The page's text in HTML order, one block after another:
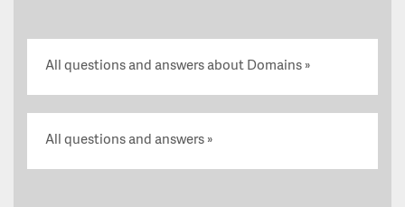
All questions and answers about Domains
All questions and answers